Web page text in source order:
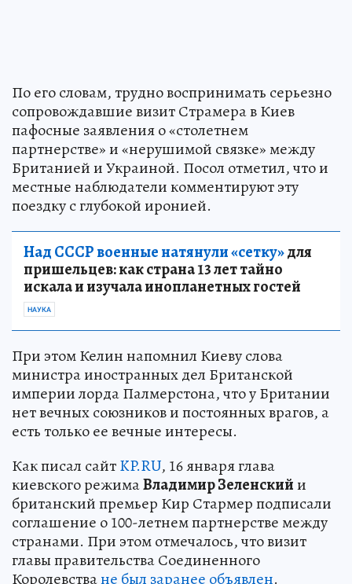
По его словам, трудно воспринимать серьезно
сопровождавшие визит Страмера в Киев
пафосные заявления о «столетнем
партнерстве» и «нерушимой связке» между
Британией и Украиной. Посол отметил, что и
местные наблюдатели комментируют эту
поездку с глубокой иронией.
Над СССР военные натянули «сетку»для
пришельцев: как страна 13 лет тайно
искала и изучала инопланетных гостей
НАУКА
При этом Келин напомнил Киеву слова
министра иностранных дел Британской
империи лорда Палмерстона, что у Британии
нет вечных союзников и постоянных врагов, а
есть только ее вечные интересы.
Как писал сайтKP.RU, 16 января глава
киевского режимаВладимир Зеленскийи
британский премьер Кир Стармер подписали
соглашение о 100-летнем партнерстве между
странами. При этом отмечалось, что визит
главы правительства Соединенного
Королевстване был заранее объявлен.